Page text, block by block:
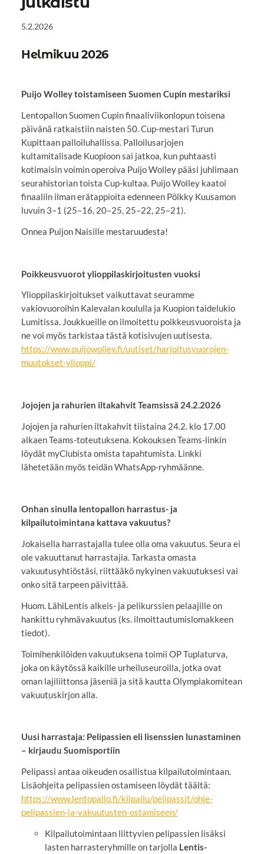
5.2.2026
Helmikuu 2026
Puijo Wolley toistamiseen Suomen Cupin mestariksi
Lentopallon Suomen Cupin finaaliviikonlopun toisena
päivänä ratkaistiin naisten 50. Cup-mestari Turun
Kupittaan palloiluhallissa. Palloilusarjojen
kultamitalisade Kuopioon sai jatkoa, kun puhtaasti
kotimaisin voimin operoiva Puijo Wolley pääsi juhlimaan
seurahistorian toista Cup-kultaa. Puijo Wolley kaatoi
finaaliin ilman erätappioita edenneen Pölkky Kuusamon
luvuin 3–1 (25–16, 20–25, 25–22, 25–21).
Onnea Puijon Naisille mestaruudesta!
Poikkeusvuorot ylioppilaskirjoitusten vuoksi
Ylioppilaskirjoitukset vaikuttavat seuramme
vakiovuoroihin Kalevalan koululla ja Kuopion taidelukio
Lumitissa. Joukkueille on ilmoitettu poikkeusvuoroista ja
ne voi myös tarkistaa tästä kotisivujen uutisesta.
https://www.puijowolley.fi/uutiset/harjoitusvuorojen-
muutokset-ylioppi/
Jojojen ja rahurien iltakahvit Teamsissä 24.2.2026
Jojojen ja rahurien iltakahvit tiistaina 24.2. klo 17.00
alkaen Teams-toteutuksena. Kokouksen Teams-linkin
löydät myClubista omista tapahtumista. Linkki
lähetetään myös teidän WhatsApp-ryhmäänne.
Onhan sinulla lentopallon harrastus- ja
kilpailutoimintana kattava vakuutus?
Jokaisella harrastajalla tulee olla oma vakuutus. Seura ei
ole vakuuttanut harrastajia. Tarkasta omasta
vakuutusyhtiöstäsi, riittääkö nykyinen vakuutuksesi vai
onko sitä tarpeen päivittää.
Huom. LähiLentis alkeis- ja pelikurssien pelaajille on
hankittu ryhmävakuutus (ks. ilmoittautumislomakkeen
tiedot).
Toimihenkilöiden vakuutuksena toimii OP Tuplaturva,
joka on käytössä kaikille urheiluseuroilla, jotka ovat
oman lajiliittonsa jäseniä ja sitä kautta Olympiakomitean
vakuutuskirjon alla.
Uusi harrastaja: Pelipassien eli lisenssien lunastaminen
– kirjaudu Suomisportiin
Pelipassi antaa oikeuden osallistua kilpailutoimintaan.
Lisäohjeita pelipassien ostamiseen löydät täältä:
https://www.lentopallo.fi/kilpailu/pelipassit/ohje-
pelipassien-ja-vakuutusten-ostamiseen/
Kilpailutoimintaan liittyvien pelipassien lisäksi
lasten harrasteryhmille on tarjolla Lentis-